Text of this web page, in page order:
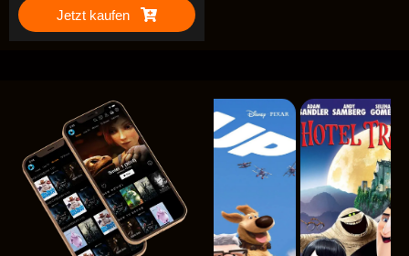
Jetzt kaufen